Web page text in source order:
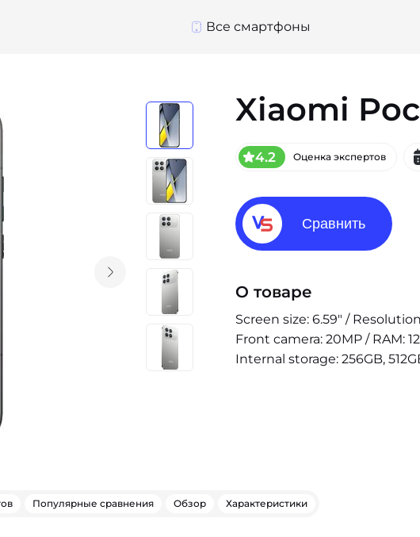
Все смартфоны
Xiaomi
4.2 Оценка экспертов
Сравнить
О товаре
Screen size: 6.59" /
Front camera: 20MP / RAM:
Internal storage: 256GB,
Популярные сравнения Обзор Характеристики